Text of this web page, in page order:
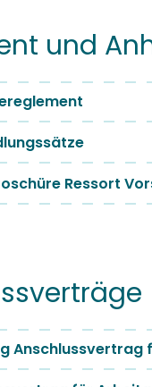
und
Ressort
Anschlussvertrag